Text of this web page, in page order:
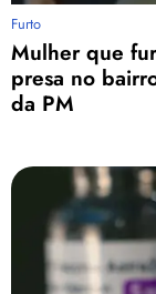
Furto
Mulher que
presa no
da PM